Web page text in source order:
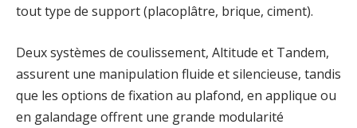
tout type de support (placoplâtre, brique, ciment).
Deux systèmes de coulissement, Altitude et Tandem,
assurent une manipulation fluide et silencieuse, tandis
que les options de fixation au plafond, en applique ou
en galandage offrent une grande modularité